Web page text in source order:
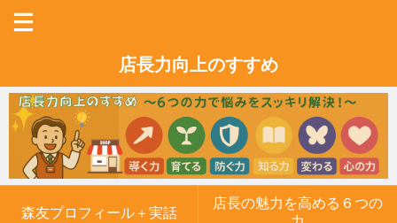
店長力向上のすすめ
森友プロフィール＋実話
店長の魅力を高める６つの